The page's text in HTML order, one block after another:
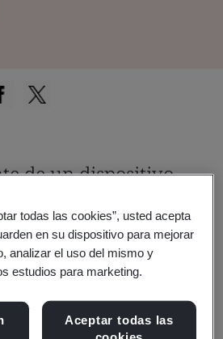
de un dispositivo
requisitos
normativos antes de
médicos
todas las cookies”, usted acepta
en su dispositivo para mejorar
analizar el uso del mismo y
estudios para marketing.
Aceptar todas las